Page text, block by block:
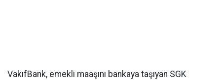
VakıfBank, emekli maaşını bankaya taşıyan SGK